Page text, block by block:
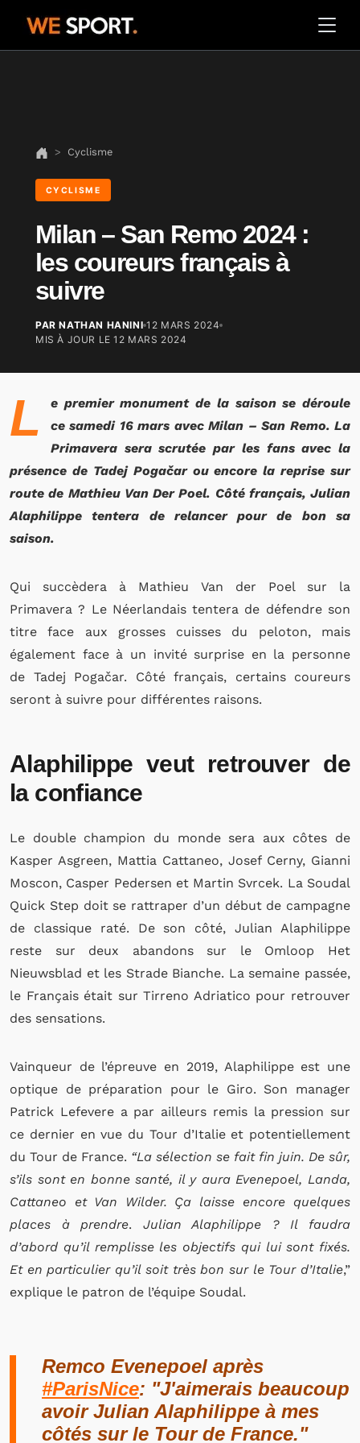
Cyclisme
CYCLISME
Milan – San Remo 2024 :
les coureurs français à
suivre
PAR NATHAN HANINI 12 MARS 2024
MIS À JOUR LE12 MARS 2024
L
e premier monument de la saison se déroule
ce samedi 16 mars avec Milan – San Remo. La
Primavera sera scrutée par les fans avec la
présence de Tadej Pogačar ou encore la reprise sur
route de Mathieu Van Der Poel. Côté français, Julian
Alaphilippe tentera de relancer pour de bon sa
saison.
Qui succèdera à Mathieu Van der Poel sur la
Primavera ? Le Néerlandais tentera de défendre son
titre face aux grosses cuisses du peloton, mais
également face à un invité surprise en la personne
de Tadej Pogačar. Côté français, certains coureurs
seront à suivre pour différentes raisons.
Alaphilippe veut retrouver de
la confiance
Le double champion du monde sera aux côtes de
Kasper Asgreen, Mattia Cattaneo, Josef Cerny, Gianni
Moscon, Casper Pedersen et Martin Svrcek. La Soudal
Quick Step doit se rattraper d’un début de campagne
de classique raté. De son côté, Julian Alaphilippe
reste sur deux abandons sur le Omloop Het
Nieuwsblad et les Strade Bianche. La semaine passée,
le Français était sur Tirreno Adriatico pour retrouver
des sensations.
Vainqueur de l’épreuve en 2019, Alaphilippe est une
optique de préparation pour le Giro. Son manager
Patrick Lefevere a par ailleurs remis la pression sur
ce dernier en vue du Tour d’Italie et potentiellement
du Tour de France. “La sélection se fait fin juin. De sûr,
s’ils sont en bonne santé, il y aura Evenepoel, Landa,
Cattaneo et Van Wilder. Ça laisse encore quelques
places à prendre. Julian Alaphilippe ? Il faudra
d’abord qu’il remplisse les objectifs qui lui sont fixés.
Et en particulier qu’il soit très bon sur le Tour d’Italie,”
explique le patron de l’équipe Soudal.
Remco Evenepoel après
#ParisNice: "J'aimerais beaucoup
avoir Julian Alaphilippe à mes
côtés sur le Tour de France."